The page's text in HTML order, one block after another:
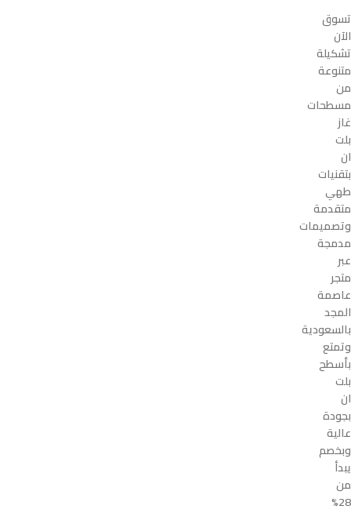
تسوق
الآن
تشكيلة
متنوعة
من
مسطحات
غاز
بلت
ان
بتقنيات
طهي
متقدمة
وتصميمات
مدمجة
عبر
متجر
عاصمة
المجد
بالسعودية
وتمتع
بأسطح
بلت
ان
بجودة
عالية
وبخصم
يبدأ
من
28%